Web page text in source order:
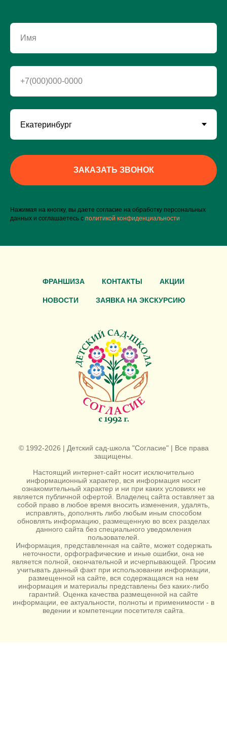
Имя
+7(000)000-0000
ЗАКАЗАТЬ ЗВОНОК
Нажимая на кнопку, вы даете согласие на обработку персональных
данных и соглашаетесь c политикой конфиденциальности
ФРАНШИЗА КОНТАКТЫ АКЦИИ
НОВОСТИ ЗАЯВКА НА ЭКСКУРСИЮ
© 1992-2026 | Детский сад-школа "Согласие" | Все права
защищены.
Настоящий интернет-сайт носит исключительно
информационный характер, вся информация носит
ознакомительный характер и ни при каких условиях не
является публичной офертой. Владелец сайта оставляет за
собой право в любое время вносить изменения, удалять,
исправлять, дополнять либо любым иным способом
обновлять информацию, размещенную во всех разделах
данного сайта без специального уведомления
пользователей.
Информация, представленная на сайте, может содержать
неточности, орфографические и иные ошибки, она не
является полной, окончательной и исчерпывающей. Просим
учитывать данный факт при использовании информации,
размещенной на сайте, вся содержащаяся на нем
информация и материалы представлены без каких-либо
гарантий. Оценка качества размещенной на сайте
информации, ее актуальности, полноты и применимости - в
ведении и компетенции посетителя сайта.